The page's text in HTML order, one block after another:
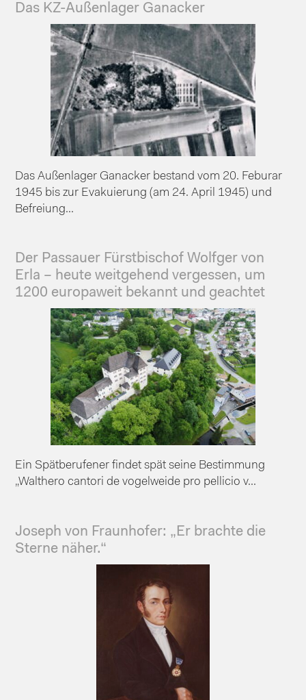
Das KZ-Außenlager Ganacker
Das Außenlager Ganacker bestand vom 20. Feburar
1945 bis zur Evakuierung (am 24. April 1945) und
Befreiung...
Der Passauer Fürstbischof Wolfger von
Erla – heute weitgehend vergessen, um
1200 europaweit bekannt und geachtet
Ein Spätberufener findet spät seine Bestimmung
„Walthero cantori de vogelweide pro pellicio v...
Joseph von Fraunhofer: „Er brachte die
Sterne näher.“